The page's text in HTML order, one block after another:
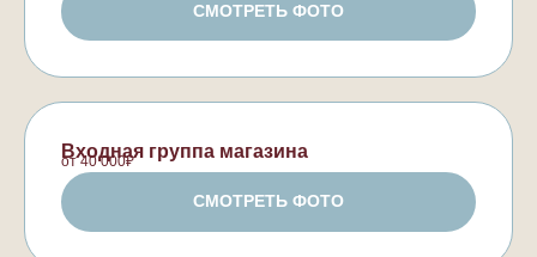
СМОТРЕТЬ ФОТО
Входная группа магазина
от 40 000₽
СМОТРЕТЬ ФОТО